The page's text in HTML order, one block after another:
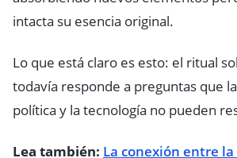
intacta su esencia original.
Lo que está claro es esto: el ritual
todavía responde a preguntas que
política y la tecnología no pueden
Lea también: La conexión entre